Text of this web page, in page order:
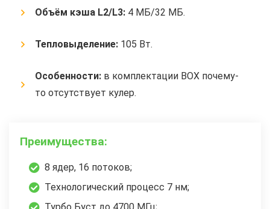
Объём кэша L2/L3: 4 МБ/32 МБ.
Тепловыделение: 105 Вт.
Особенности: в комплектации BOX почему-
то отсутствует кулер.
Преимущества:
8 ядер, 16 потоков;
Технологический процесс 7 нм;
Турбо Буст до 4700 МГц;